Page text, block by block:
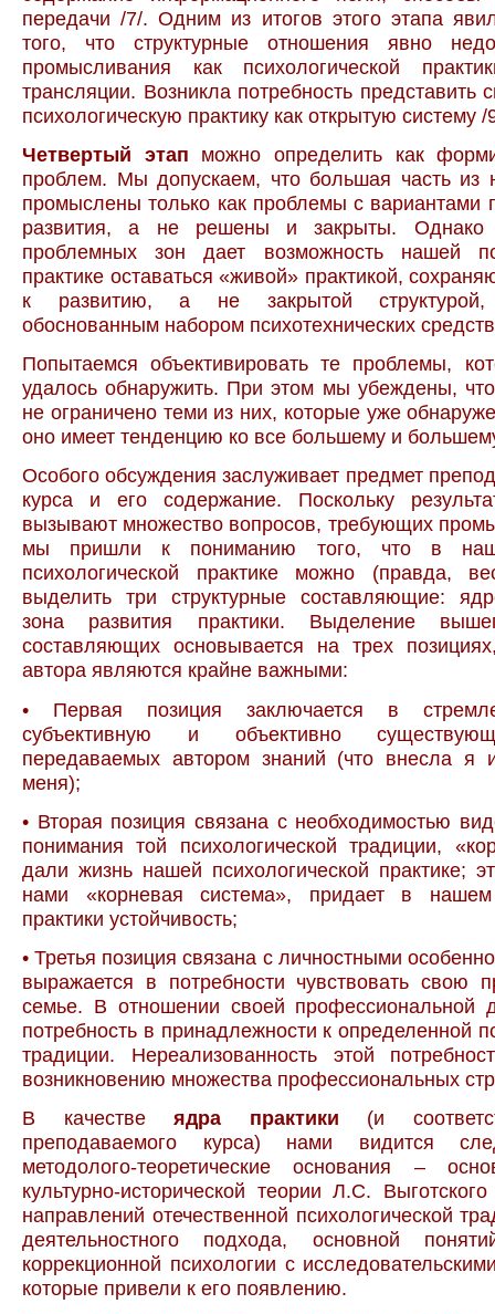
передачи /7/. Одним из итогов этого этапа
того, что структурные отношения явно
промысливания как психологической
трансляции. Возникла потребность представить
психологическую практику как открытую систему /
Четвертый этап можно определить как
проблем. Мы допускаем, что большая часть из
промыслены только как проблемы с вариантами
развития, а не решены и закрыты. Однако
проблемных зон дает возможность нашей
практике оставаться «живой» практикой,
к развитию, а не закрытой структурой,
обоснованным набором психотехнических
Попытаемся объективировать те проблемы,
удалось обнаружить. При этом мы убеждены,
не ограничено теми из них, которые уже
оно имеет тенденцию ко все большему и
Особого обсуждения заслуживает предмет
курса и его содержание. Поскольку
вызывают множество вопросов, требующих
мы пришли к пониманию того, что в
психологической практике можно (правда,
выделить три структурные составляющие:
зона развития практики. Выделение
составляющих основывается на трех
автора являются крайне важными:
• Первая позиция заключается в
субъективную и объективно
передаваемых автором знаний (что внесла
меня);
• Вторая позиция связана с необходимостью
понимания той психологической традиции,
дали жизнь нашей психологической практике;
нами «корневая система», придает в нашем
практики устойчивость;
• Третья позиция связана с личностными
выражается в потребности чувствовать свою
семье. В отношении своей профессиональной
потребность в принадлежности к определенной
традиции. Нереализованность этой
возникновению множества профессиональных
В качестве ядра практики (и
преподаваемого курса) нами видится
методолого-теоретические основания –
культурно-исторической теории Л.С.
направлений отечественной психологической
деятельностного подхода, основной
коррекционной психологии с
которые привели к его появлению.